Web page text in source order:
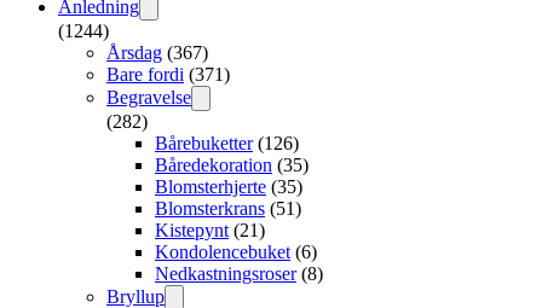
Anledning
(1244)
Årsdag (367)
Bare fordi (371)
Begravelse
(282)
Bårebuketter (126)
Båredekoration (35)
Blomsterhjerte (35)
Blomsterkrans (51)
Kistepynt (21)
Kondolencebuket (6)
Nedkastningsroser (8)
Bryllup